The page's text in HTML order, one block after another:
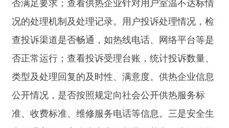
理设施的运营维护情况，包括排水管网是否畅通，
有无破损、渗漏；二是污水处理厂的设备运行是否
正常，处理工艺是否有效运行，出水水质是否达标
排放；三是污泥处理处置是否规范，检查污泥的产
生、运输、储存、处理处置全过程，是否符合环保
要求，有无随意倾倒、违规处置等情况。